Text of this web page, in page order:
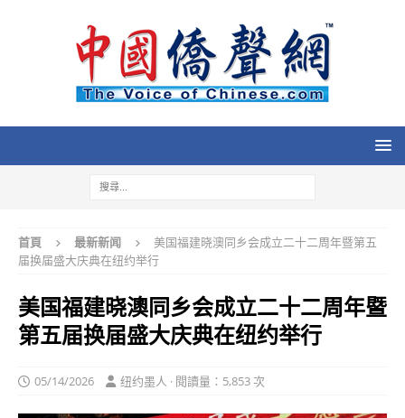
首頁 最新新闻
美国福建晓澳同乡会成立二十二周年暨第五
届换届盛大庆典在纽约举行
美国福建晓澳同乡会成立二十二周年暨
第五届换届盛大庆典在纽约举行
05/14/2026 纽约墨人 · 閱讀量：5,853 次